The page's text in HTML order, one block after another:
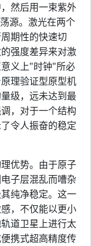
然后用一束紫外
源。激光在两个
期性的快速切
强度差异来对激
义上"时钟"所必
理验证型原型机
级，远未达到最
，对于一个结构
令人振奋的稳定
优势。由于原子
子层混乱而嘈杂
纯净稳定。这一
，不仅能以更小
道卫星上进行太
携式超高精度传